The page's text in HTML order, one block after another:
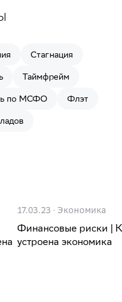
Стагнация
Таймфрейм
по МСФО
Флэт
17.03.23 · Экономика
Финансовые риски |
устроена экономика